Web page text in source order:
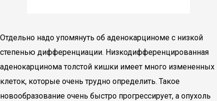
Отдельно надо упомянуть об аденокарциноме с низкой
степенью дифференциации. Низкодифференцированная
аденокарцинома толстой кишки имеет много измененных
клеток, которые очень трудно определить. Такое
новообразование очень быстро прогрессирует, а опухоль